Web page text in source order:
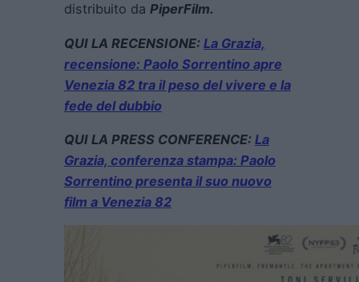
distribuito da PiperFilm.
QUI LA RECENSIONE: La Grazia,
recensione: Paolo Sorrentino apre
Venezia 82 tra il peso del vivere e la
fede del dubbio
QUI LA PRESS CONFERENCE: La
Grazia, conferenza stampa: Paolo
Sorrentino presenta il suo nuovo
film a Venezia 82